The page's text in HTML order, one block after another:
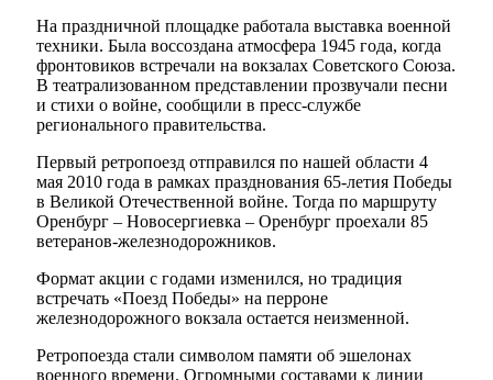
На праздничной площадке работала выставка военной
техники. Была воссоздана атмосфера 1945 года, когда
фронтовиков встречали на вокзалах Советского Союза.
В театрализованном представлении прозвучали песни
и стихи о войне, сообщили в пресс-службе
регионального правительства.
Первый ретропоезд отправился по нашей области 4
мая 2010 года в рамках празднования 65-летия Победы
в Великой Отечественной войне. Тогда по маршруту
Оренбург – Новосергиевка – Оренбург проехали 85
ветеранов-железнодорожников.
Формат акции с годами изменился, но традиция
встречать «Поезд Победы» на перроне
железнодорожного вокзала остается неизменной.
Ретропоезда стали символом памяти об эшелонах
военного времени. Огромными составами к линии